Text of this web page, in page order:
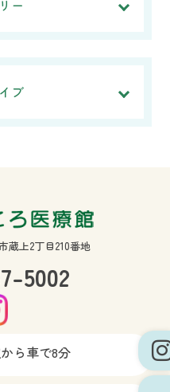
ー
ブ
蔵上2丁目210番地
5002
ら車で8分